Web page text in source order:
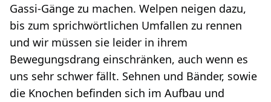
Gassi-Gänge zu machen. Welpen neigen dazu,
bis zum sprichwörtlichen Umfallen zu rennen
und wir müssen sie leider in ihrem
Bewegungsdrang einschränken, auch wenn es
uns sehr schwer fällt. Sehnen und Bänder, sowie
die Knochen befinden sich im Aufbau und